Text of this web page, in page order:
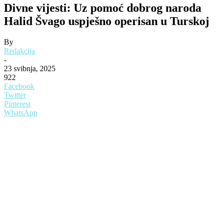
Divne vijesti: Uz pomoć dobrog naroda
Halid Švago uspješno operisan u Turskoj
By
Redakcija
-
23 svibnja, 2025
922
Facebook
Twitter
Pinterest
WhatsApp